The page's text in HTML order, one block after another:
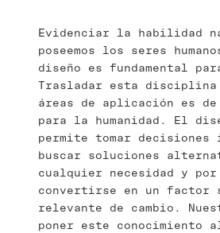
Evidenciar la habilidad
poseemos los seres
diseño es fundamental
Trasladar esta disciplina
áreas de aplicación es
para la humanidad. El
permite tomar decisiones
buscar soluciones
cualquier necesidad y
convertirse en un factor
relevante de cambio.
poner este conocimiento